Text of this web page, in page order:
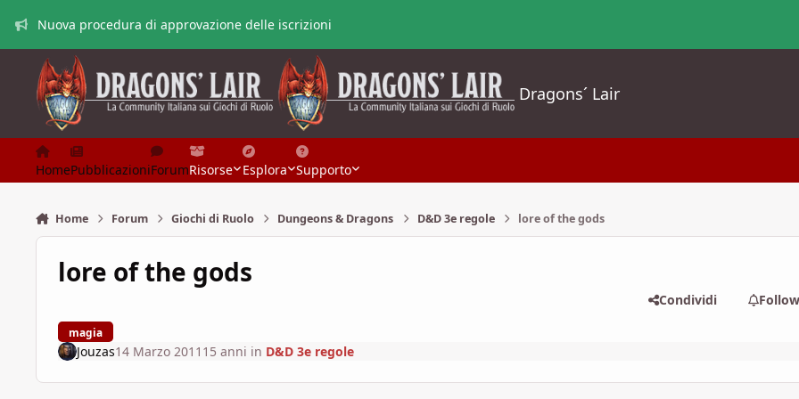
Nuova procedura di approvazione delle iscrizioni
Dragons´ Lair
HomePubblicazioniForumRisorse Esplora Supporto
Home Forum Giochi di Ruolo Dungeons & Dragons D&D 3e regole lore of the gods
lore of the gods
magia
Condividi
Jouzas14 Marzo 2011 15 anni in D&D 3e regole